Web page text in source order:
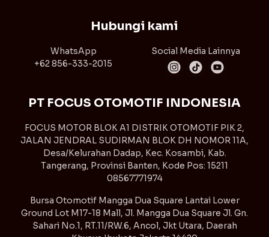
Hubungi kami
WhatsApp
+62 856-333-2015
Social Media Lainnya
PT FOCUS OTOMOTIF INDONESIA
FOCUS MOTOR BLOK A1 DISTRIK OTOMOTIF PIK 2,
JALAN JENDRAL SUDIRMAN BLOK DH NOMOR 11A,
Desa/Kelurahan Dadap, Kec. Kosambi, Kab.
Tangerang, Provinsi Banten, Kode Pos: 15211
08567771974
Bursa Otomotif Mangga Dua Square Lantai Lower
Ground Lot M17-18 Mall, Jl. Mangga Dua Square Jl. Gn.
Sahari No.1, RT.11/RW.6, Ancol, Jkt Utara, Daerah